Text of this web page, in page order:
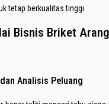
tetap berkualitas tinggi.
Bisnis Briket
Analisis Peluang